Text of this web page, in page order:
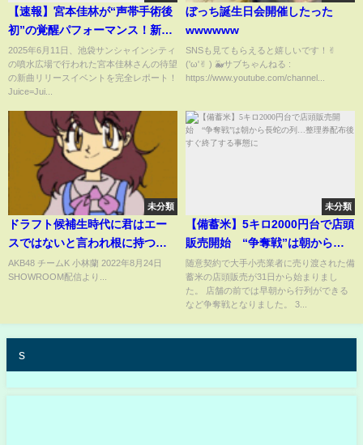
【速報】宮本佳林が“声帯手術後
初”の覚醒パフォーマンス！新曲
「ビースト！」にファン号泣…
伝説のイベント再び【池袋サン
シャイン】
2025年6月11日、池袋サンシャインシティ
の噴水広場で行われた宮本佳林さんの待望
の新曲リリースイベントを完全レポート！
Juice=Jui...
ぼっち誕生日会開催したった
wwwwww
SNSも見てもらえると嬉しいです！✌︎
('ω'✌︎ ) 🐳サブちゃんねる :
https://www.youtube.com/channel...
未分類
ドラフト候補生時代に君はエー
スではないと言われ根に持つ小
林蘭
AKB48 チームK 小林蘭 2022年8月24日
SHOWROOM配信より...
未分類
【備蓄米】5キロ2000円台で店頭
販売開始 “争奪戦”は朝から長
蛇の列…整理券配布後すぐ終了
する事態に
随意契約で大手小売業者に売り渡された備
蓄米の店頭販売が31日から始まりまし
た。 店舗の前では早朝から行列ができる
など争奪戦となりました。 3...
s